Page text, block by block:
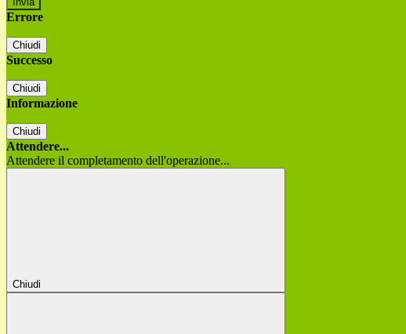
Errore
Chiudi
Successo
Chiudi
Informazione
Chiudi
Attendere...
Attendere il completamento dell'operazione...
Chiudi